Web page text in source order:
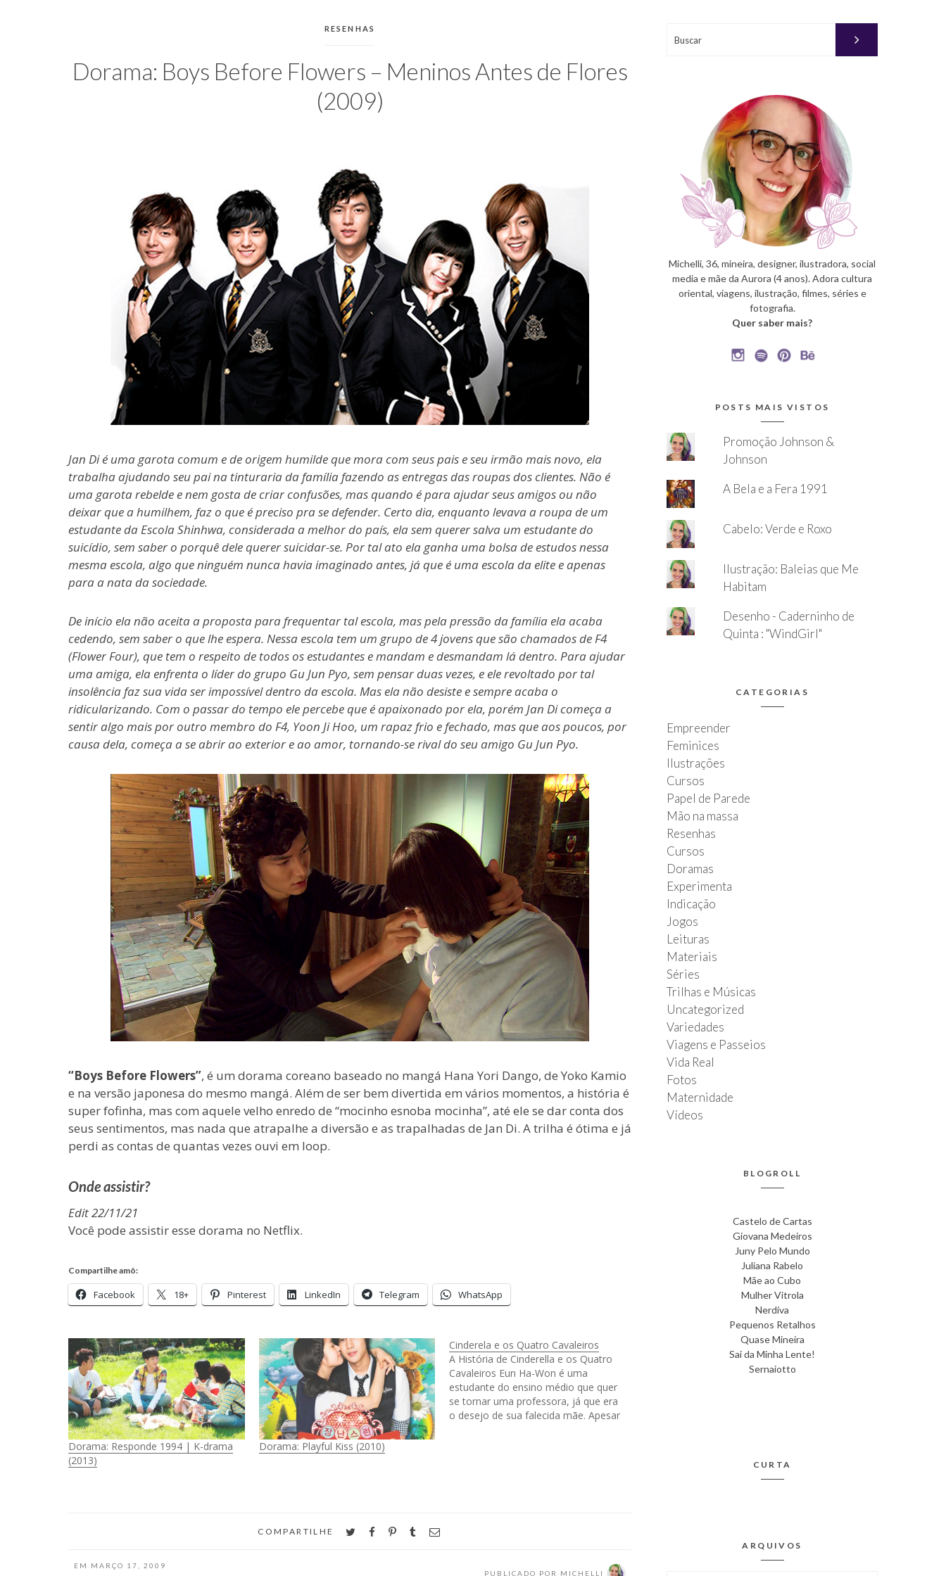
blogueira
CATEGORIAS:
RESENHAS
Dorama: Boys Before Flowers – Meninos Antes de Flores
(2009)
Jan Di é uma garota comum e de origem humilde que mora com seus pais e seu irmão mais novo, ela
trabalha ajudando seu pai na tinturaria da família fazendo as entregas das roupas dos clientes. Não é
uma garota rebelde e nem gosta de criar confusões, mas quando é para ajudar seus amigos ou não
deixar que a humilhem, faz o que é preciso pra se defender. Certo dia, enquanto levava a roupa de um
estudante da Escola Shinhwa, considerada a melhor do país, ela sem querer salva um estudante do
suicídio, sem saber o porquê dele querer suicidar-se. Por tal ato ela ganha uma bolsa de estudos nessa
mesma escola, algo que ninguém nunca havia imaginado antes, já que é uma escola da elite e apenas
para a nata da sociedade.
De início ela não aceita a proposta para frequentar tal escola, mas pela pressão da família ela acaba
cedendo, sem saber o que lhe espera. Nessa escola tem um grupo de 4 jovens que são chamados de F4
(Flower Four), que tem o respeito de todos os estudantes e mandam e desmandam lá dentro. Para ajudar
uma amiga, ela enfrenta o líder do grupo Gu Jun Pyo, sem pensar duas vezes, e ele revoltado por tal
insolência faz sua vida ser impossível dentro da escola. Mas ela não desiste e sempre acaba o
ridicularizando. Com o passar do tempo ele percebe que é apaixonado por ela, porém Jan Di começa a
sentir algo mais por outro membro do F4, Yoon Ji Hoo, um rapaz frio e fechado, mas que aos poucos, por
causa dela, começa a se abrir ao exterior e ao amor, tornando-se rival do seu amigo Gu Jun Pyo.
“Boys Before Flowers”, é um dorama coreano baseado no mangá Hana Yori Dango, de Yoko Kamio
e na versão japonesa do mesmo mangá. Além de ser bem divertida em vários momentos, a história é
super fofinha, mas com aquele velho enredo de “mocinho esnoba mocinha”, até ele se dar conta dos
seus sentimentos, mas nada que atrapalhe a diversão e as trapalhadas de Jan Di. A trilha é ótima e já
perdi as contas de quantas vezes ouvi em loop.
Onde assistir?
Edit 22/11/21
Você pode assistir esse dorama no Netflix.
Compartilhe amô:
Facebook 18+ Pinterest LinkedIn Telegram WhatsApp
Dorama: Responde 1994 | K-drama
(2013)
Dorama: Playful Kiss (2010)
Cinderela e os Quatro Cavaleiros
A História de Cinderella e os Quatro
Cavaleiros Eun Ha-Won é uma
estudante do ensino médio que quer
se tornar uma professora, já que era
o desejo de sua falecida mãe. Apesar
COMPARTILHE twitterfacebookpinterest
tumblr
EM
MARÇO 17, 2009
PUBLICADO POR MICHELLI
Michelli, 36, mineira, designer, ilustradora, social
media e mãe da Aurora (4 anos). Adora cultura
oriental, viagens, ilustração, filmes, séries e
fotografia.
Quer saber mais?
POSTS MAIS VISTOS
Promoção Johnson &
Johnson
A Bela e a Fera 1991
Cabelo: Verde e Roxo
Ilustração: Baleias que Me
Habitam
Desenho - Caderninho de
Quinta : "WindGirl"
CATEGORIAS
Empreender
Feminices
Ilustrações
Cursos
Papel de Parede
Mão na massa
Resenhas
Cursos
Doramas
Experimenta
Indicação
Jogos
Leituras
Materiais
Séries
Trilhas e Músicas
Uncategorized
Variedades
Viagens e Passeios
Vida Real
Fotos
Maternidade
Vídeos
BLOGROLL
Castelo de Cartas
Giovana Medeiros
Juny Pelo Mundo
Juliana Rabelo
Mãe ao Cubo
Mulher Vitrola
Nerdiva
Pequenos Retalhos
Quase Mineira
Sai da Minha Lente!
Sernaiotto
CURTA
ARQUIVOS